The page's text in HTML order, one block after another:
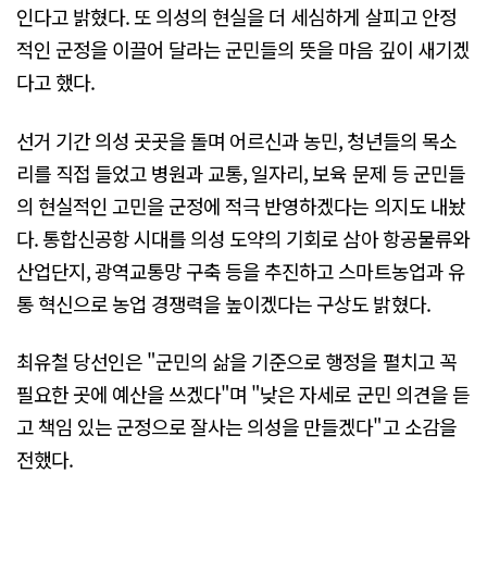
인다고 밝혔다. 또 의성의 현실을 더 세심하게 살피고 안정
적인 군정을 이끌어 달라는 군민들의 뜻을 마음 깊이 새기겠
다고 했다.
선거 기간 의성 곳곳을 돌며 어르신과 농민, 청년들의 목소
리를 직접 들었고 병원과 교통, 일자리, 보육 문제 등 군민들
의 현실적인 고민을 군정에 적극 반영하겠다는 의지도 내놨
다. 통합신공항 시대를 의성 도약의 기회로 삼아 항공물류와
산업단지, 광역교통망 구축 등을 추진하고 스마트농업과 유
통 혁신으로 농업 경쟁력을 높이겠다는 구상도 밝혔다.
최유철 당선인은 "군민의 삶을 기준으로 행정을 펼치고 꼭
필요한 곳에 예산을 쓰겠다"며 "낮은 자세로 군민 의견을 듣
고 책임 있는 군정으로 잘사는 의성을 만들겠다"고 소감을
전했다.